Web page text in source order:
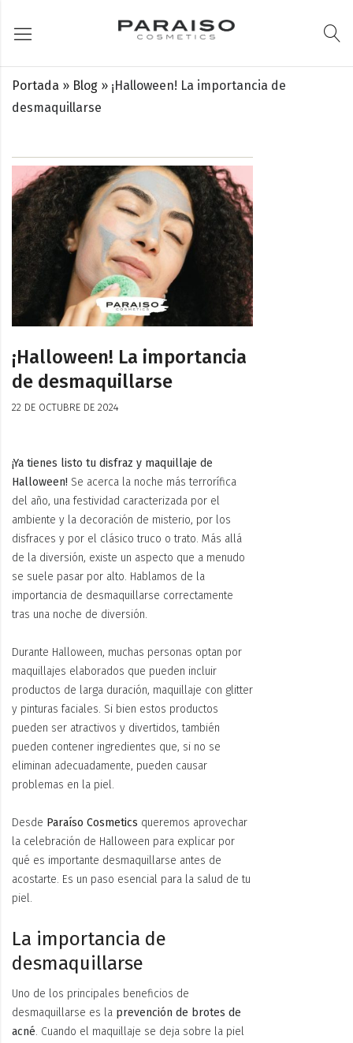
Portada » Blog » ¡Halloween! La importancia de
desmaquillarse
¡Halloween! La importancia
de desmaquillarse
22 DE OCTUBRE DE 2024
¡Ya tienes listo tu disfraz y maquillaje de
Halloween! Se acerca la noche más terrorífica
del año, una festividad caracterizada por el
ambiente y la decoración de misterio, por los
disfraces y por el clásico truco o trato. Más allá
de la diversión, existe un aspecto que a menudo
se suele pasar por alto. Hablamos de la
importancia de desmaquillarse correctamente
tras una noche de diversión.
Durante Halloween, muchas personas optan por
maquillajes elaborados que pueden incluir
productos de larga duración, maquillaje con glitter
y pinturas faciales. Si bien estos productos
pueden ser atractivos y divertidos, también
pueden contener ingredientes que, si no se
eliminan adecuadamente, pueden causar
problemas en la piel.
Desde Paraíso Cosmetics queremos aprovechar
la celebración de Halloween para explicar por
qué es importante desmaquillarse antes de
acostarte. Es un paso esencial para la salud de tu
piel.
La importancia de
desmaquillarse
Uno de los principales beneficios de
desmaquillarse es la prevención de brotes de
acné. Cuando el maquillaje se deja sobre la piel